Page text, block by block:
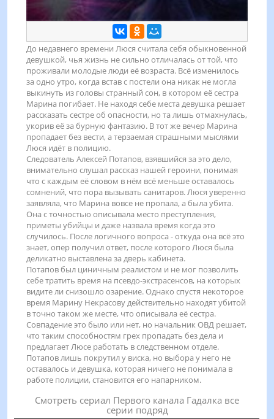
До недавнего времени Люся считала себя обыкновенной
девушкой, чья жизнь не сильно отличалась от той, что
проживали молодые люди её возраста. Всё изменилось
за одно утро, когда встав с постели она никак не могла
выкинуть из головы странный сон, в котором её сестра
Марина погибает. Не находя себе места девушка решает
рассказать сестре об опасности, но та лишь отмахнулась,
укорив её за бурную фантазию. В тот же вечер Марина
пропадает без вести, а терзаемая страшными мыслями
Люся идёт в полицию.
Следователь Алексей Потапов, взявшийся за это дело,
внимательно слушал рассказ нашей героини, понимая
что с каждым её словом в нём всё меньше оставалось
сомнений, что пора вызывать санитаров. Люся уверенно
заявляла, что Марина вовсе не пропала, а была убита.
Она с точностью описывала место преступления,
приметы убийцы и даже назвала время когда это
случилось. После логичного вопроса - откуда она всё это
знает, опер получил ответ, после которого Люся была
деликатно выставлена за дверь кабинета.
Потапов был циничным реалистом и не мог позволить
себе тратить время на псевдо-экстрасенсов, на которых
видите ли снизошло озарение. Однако спустя некоторое
время Марину Некрасову действительно находят убитой
в точно таком же месте, что описывала её сестра.
Совпадение это было или нет, но начальник ОВД решает,
что таким способностям грех пропадать без дела и
предлагает Люсе работать в следственном отделе.
Потапов лишь покрутил у виска, но выбора у него не
оставалось и девушка, которая ничего не понимала в
работе полиции, становится его напарником.
Смотреть сериал Первого канала Гадалка все
серии подряд